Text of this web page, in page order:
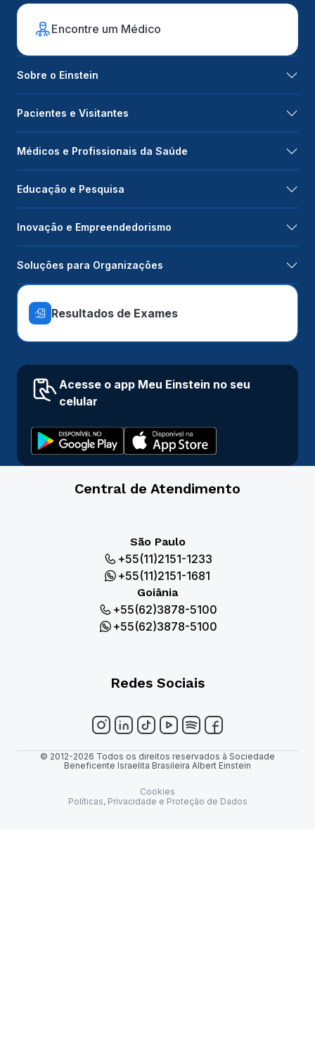
Encontre um Médico
Sobre o Einstein
Pacientes e Visitantes
Médicos e Profissionais da Saúde
Educação e Pesquisa
Inovação e Empreendedorismo
Soluções para Organizações
Resultados de Exames
Acesse o app Meu Einstein no seu
celular
Central de Atendimento
São Paulo
+55(11)2151-1233
+55(11)2151-1681
Goiânia
+55(62)3878-5100
+55(62)3878-5100
Redes Sociais
© 2012-2026 Todos os direitos reservados à Sociedade
Beneficente Israelita Brasileira Albert Einstein
Cookies
Políticas, Privacidade e Proteção de Dados